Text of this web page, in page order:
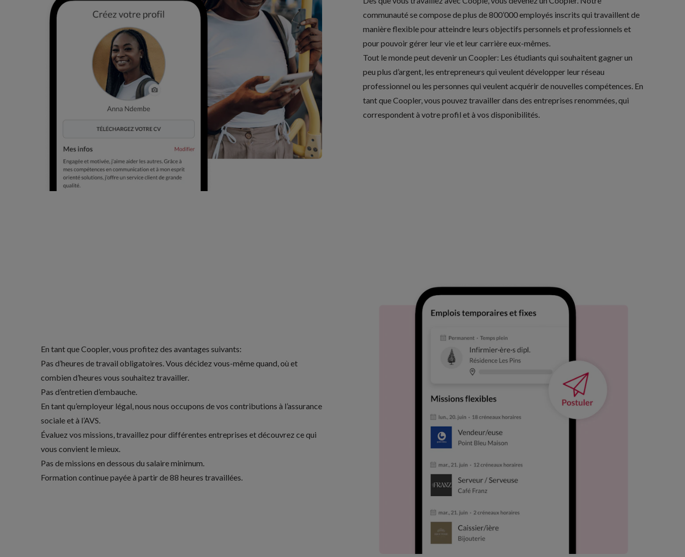
communauté se compose de plus de 800’000 employés inscrits qui travaillent de
manière flexible pour atteindre leurs objectifs personnels et professionnels et
pour pouvoir gérer leur vie et leur carrière eux-mêmes.
Tout le monde peut devenir un Coopler: Les étudiants qui souhaitent gagner un
peu plus d’argent, les entrepreneurs qui veulent développer leur réseau
professionnel ou les personnes qui veulent acquérir de nouvelles compétences. En
tant que Coopler, vous pouvez travailler dans des entreprises renommées, qui
correspondent à votre profil et à vos disponibilités.
En tant que Coopler, vous profitez des avantages suivants:
Pas d’heures de travail obligatoires. Vous décidez vous-même quand, où et
combien d’heures vous souhaitez travailler.
Pas d’entretien d’embauche.
En tant qu’employeur légal, nous nous occupons de vos contributions à l’assurance
sociale et à l’AVS.
Évaluez vos missions, travaillez pour différentes entreprises et découvrez ce qui
vous convient le mieux.
Pas de missions en dessous du salaire minimum.
Formation continuepayée à partir de 88 heures travaillées.